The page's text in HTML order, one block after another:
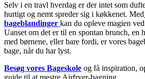
Selv i en travl hverdag er der intet som
hurtigt og nemt spreder sig i køkkenet. Med
bageblandinger kan du opleve magien
Uanset om det er til en spontan brunch, en
med børnene, eller bare fordi, er vores
bage, når du har lyst.
Besøg vores Bageskole og få inspiration,